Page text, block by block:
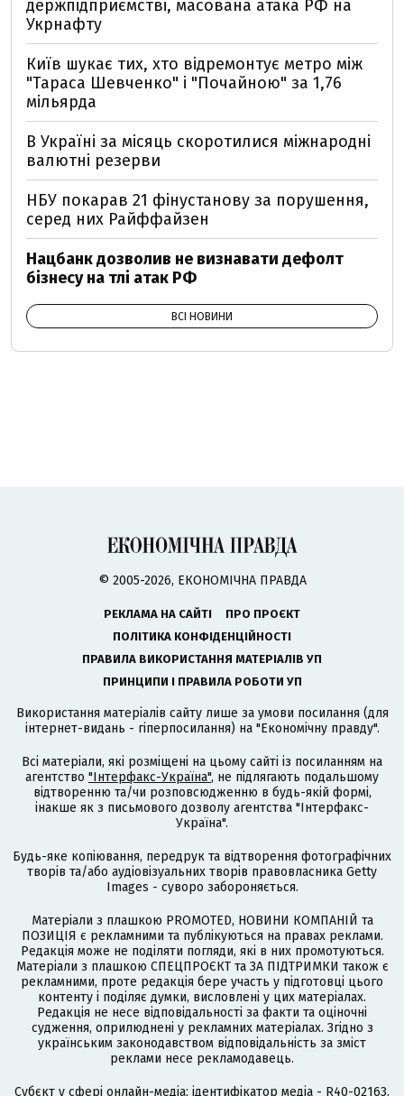
держпідприємстві, масована атака РФ на
Укрнафту
Київ шукає тих, хто відремонтує метро між
"Тараса Шевченко" і "Почайною" за 1,76
мільярда
В Україні за місяць скоротилися міжнародні
валютні резерви
НБУ покарав 21 фінустанову за порушення,
серед них Райффайзен
Нацбанк дозволив не визнавати дефолт
бізнесу на тлі атак РФ
ВСІ НОВИНИ
© 2005-2026, ЕКОНОМІЧНА ПРАВДА
РЕКЛАМА НА САЙТІ
ПРО ПРОЄКТ
ПОЛІТИКА КОНФІДЕНЦІЙНОСТІ
ПРАВИЛА ВИКОРИСТАННЯ МАТЕРІАЛІВ УП
ПРИНЦИПИ І ПРАВИЛА РОБОТИ УП
Використання матеріалів сайту лише за умови посилання (для
інтернет-видань - гіперпосилання) на "Економічну правду".
Всі матеріали, які розміщені на цьому сайті із посиланням на
агентство "Інтерфакс-Україна", не підлягають подальшому
відтворенню та/чи розповсюдженню в будь-якій формі,
інакше як з письмового дозволу агентства "Інтерфакс-
Україна".
Будь-яке копіювання, передрук та відтворення фотографічних
творів та/або аудіовізуальних творів правовласника Getty
Images - суворо забороняється.
Матеріали з плашкою PROMOTED, НОВИНИ КОМПАНІЙ та
ПОЗИЦІЯ є рекламними та публікуються на правах реклами.
Редакція може не поділяти погляди, які в них промотуються.
Матеріали з плашкою СПЕЦПРОЄКТ та ЗА ПІДТРИМКИ також є
рекламними, проте редакція бере участь у підготовці цього
контенту і поділяє думки, висловлені у цих матеріалах.
Редакція не несе відповідальності за факти та оціночні
судження, оприлюднені у рекламних матеріалах. Згідно з
українським законодавством відповідальність за зміст
реклами несе рекламодавець.
Cубєкт у сфері онлайн-медіа; ідентифікатор медіа - R40-02163.